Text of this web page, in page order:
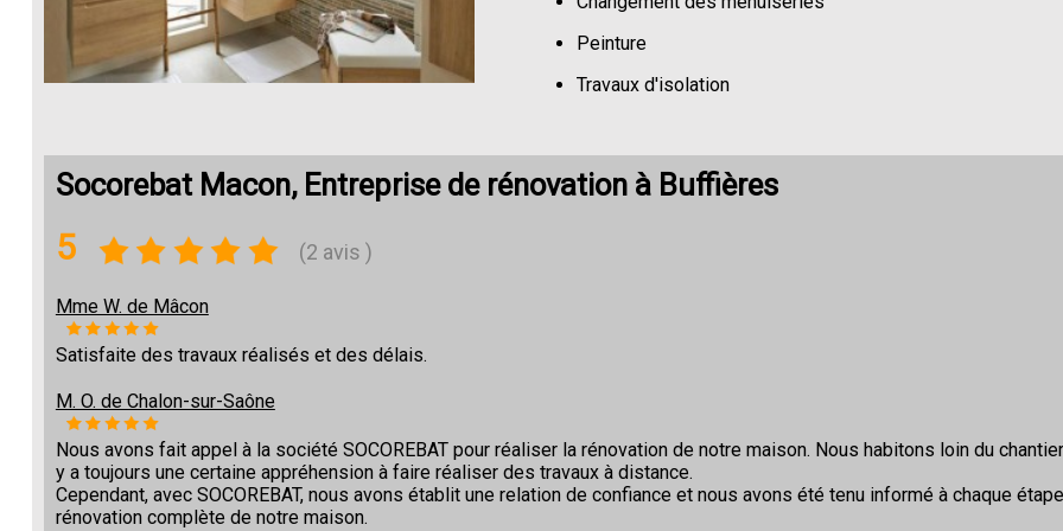
Peinture
Travaux d'isolation
Socorebat Macon, Entreprise de rénovation à Buffières
5 (2 avis )
Mme W. de Mâcon
Satisfaite des travaux réalisés et des délais.
M. O. de Chalon-sur-Saône
Nous avons fait appel à la société SOCOREBAT pour réaliser la rénovation de notre maison. Nous habitons loin du
y a toujours une certaine appréhension à faire réaliser des travaux à distance.
Cependant, avec SOCOREBAT, nous avons établit une relation de confiance et nous avons été tenu informé à chaque
rénovation complète de notre maison.